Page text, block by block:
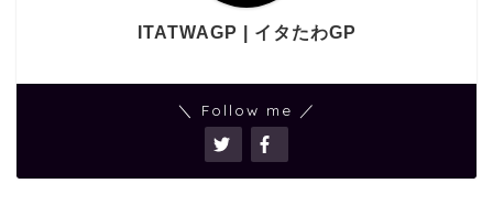
ITATWAGP | イタたわGP
＼ Follow me ／